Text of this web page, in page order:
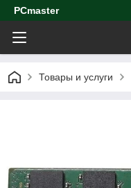
PCmaster
Товары и услуги